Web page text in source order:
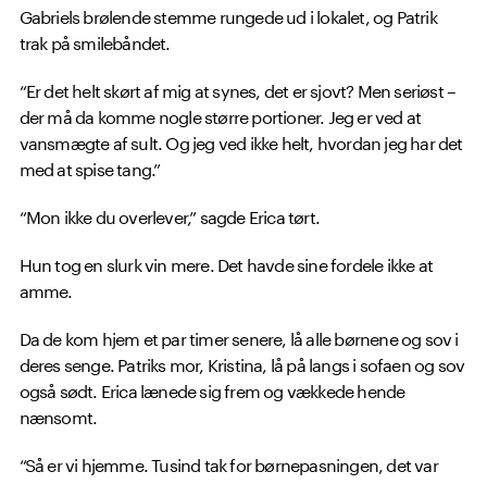
Gabriels brølende stemme rungede ud i lokalet, og Patrik
trak på smilebåndet.
“Er det helt skørt af mig at synes, det er sjovt? Men seriøst –
der må da komme nogle større portioner. Jeg er ved at
vansmægte af sult. Og jeg ved ikke helt, hvordan jeg har det
med at spise tang.”
“Mon ikke du overlever,” sagde Erica tørt.
Hun tog en slurk vin mere. Det havde sine fordele ikke at
amme.
Da de kom hjem et par timer senere, lå alle børnene og sov i
deres senge. Patriks mor, Kristina, lå på langs i sofaen og sov
også sødt. Erica lænede sig frem og vækkede hende
nænsomt.
“Så er vi hjemme. Tusind tak for børnepasningen, det var